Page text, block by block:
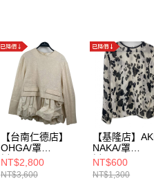
【台南仁德店】
OHGA/罩
衫//OHGA-1101
NT$2,800
NT$3,600
【基隆店】
NAKA/罩
衫//AR2260
NT$600
NT$1,300